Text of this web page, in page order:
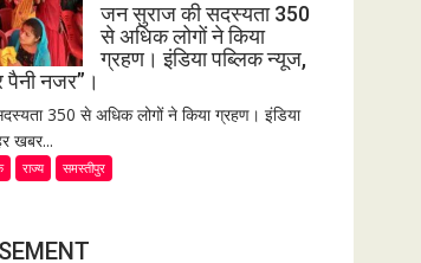
जन सुराज की सदस्यता 350
से अधिक लोगों ने किया
ग्रहण। इंडिया पब्लिक न्यूज,
पैनी नजर”।
350 से अधिक लोगों ने किया ग्रहण। इंडिया
खबर...
राज्य समस्तीपुर